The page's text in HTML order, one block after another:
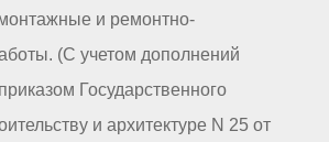
и ремонтно-
(С учетом дополнений
Государственного
и архитектуре N 25 от